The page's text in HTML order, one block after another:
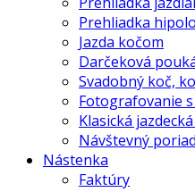
Prehliadka
Jazda kočom
Darčeková
Svadobný koč,
Fotografovanie
Klasická
Návštevný
Nástenka
Faktúry